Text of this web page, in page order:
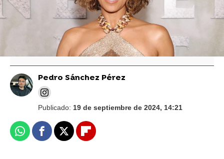
Pedro Sánchez Pérez
Publicado: 19 de septiembre de 2024, 14:21
WhatsappFacebook
X Flipboard